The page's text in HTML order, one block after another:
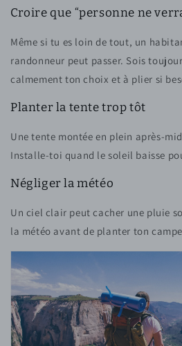
Croire que “personne ne
Même si tu es loin de tout, un
randonneur peut passer. Sois
calmement ton choix et à plier si
Planter la tente trop tôt
Une tente montée en plein après-
Installe-toi quand le soleil baisse
Négliger la météo
Un ciel clair peut cacher une pluie
la météo avant de planter ton